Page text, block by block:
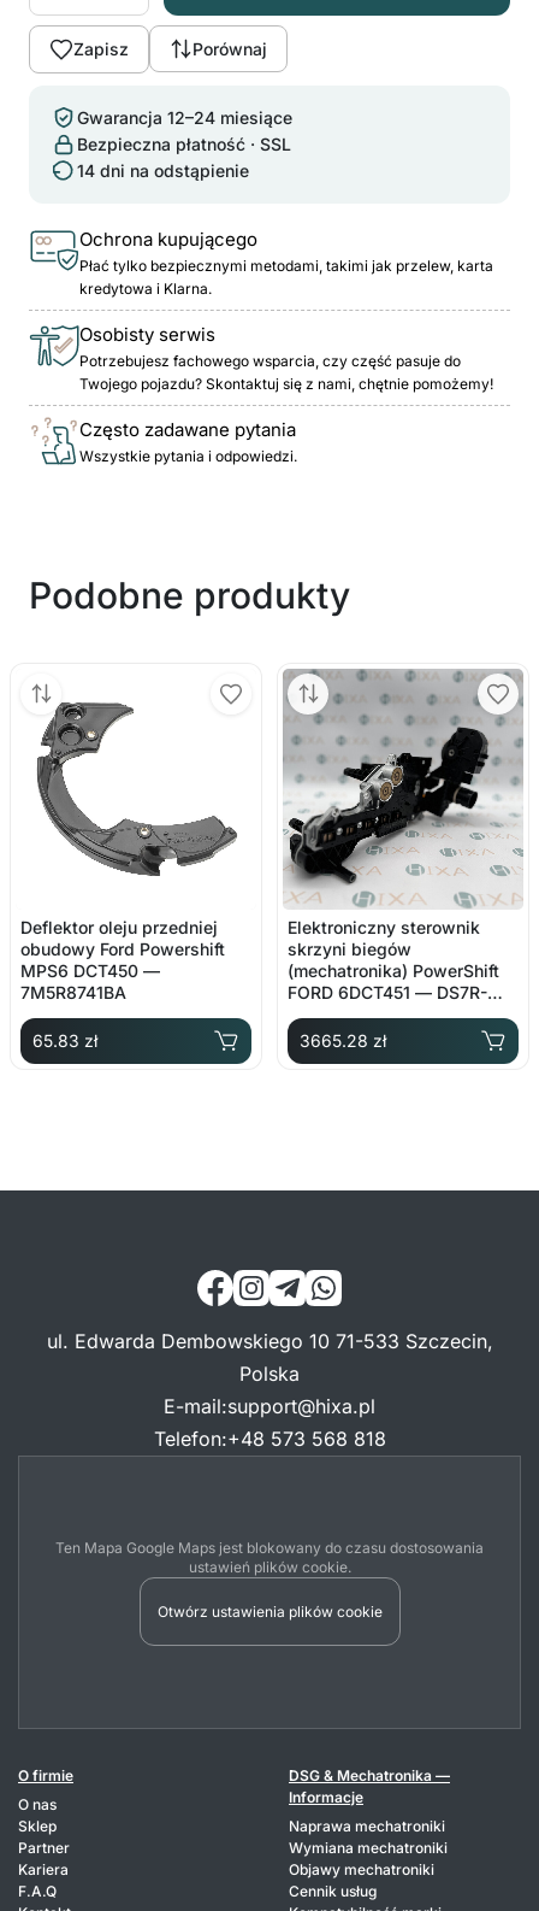
Zapisz Porównaj
Gwarancja 12–24 miesiące
Bezpieczna płatność · SSL
14 dni na odstąpienie
Ochrona kupującego
Płać tylko bezpiecznymi metodami, takimi jak przelew, karta
kredytowa i Klarna.
Osobisty serwis
Potrzebujesz fachowego wsparcia, czy część pasuje do
Twojego pojazdu? Skontaktuj się z nami, chętnie pomożemy!
Często zadawane pytania
Wszystkie pytania i odpowiedzi.
Podobne produkty
Deflektor oleju przedniej
obudowy Ford Powershift
MPS6 DCT450 —
7M5R8741BA
65.83 zł
Elektroniczny sterownik
skrzyni biegów
(mechatronika) PowerShift
FORD 6DCT451 — DS7R-
14C247-AD
3665.28 zł
ul. Edwarda Dembowskiego 10 71-533 Szczecin,
Polska
E-mail:support@hixa.pl
Telefon:+48 573 568 818
Ten Mapa Google Maps jest blokowany do czasu dostosowania
ustawień plików cookie.
Otwórz ustawienia plików cookie
O firmie
O nas
Sklep
Partner
Kariera
F.A.Q
DSG & Mechatronika —
Informacje
Naprawa mechatroniki
Wymiana mechatroniki
Objawy mechatroniki
Cennik usług